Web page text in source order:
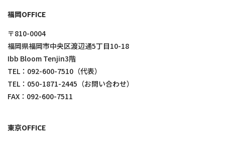
福岡OFFICE
〒810-0004
福岡県福岡市中央区渡辺通5丁目10-18
Ibb Bloom Tenjin3階
TEL： 092-600-7510 （代表）
TEL： 050-1871-2445 （お問い合わせ）
FAX：092-600-7511
東京OFFICE